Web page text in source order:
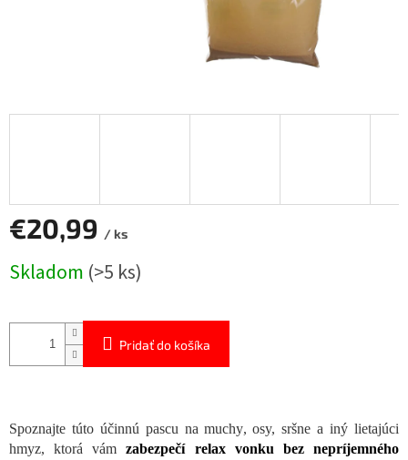
€20,99 / ks
cena:
Skladom (>5 ks)
Pridať do košíka
Spoznajte túto účinnú pascu na muchy, osy, sršne a iný lietajúci
hmyz, ktorá vámzabezpečí relax vonku bez nepríjemného